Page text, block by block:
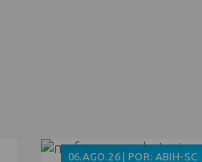
06.AGO.26 | POR: ABIH-SC